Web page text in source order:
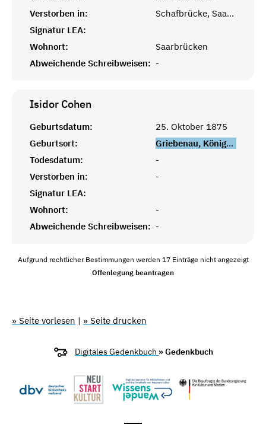
Verstorben in:
Schafbrücke, Saarbrücken
Signatur LEA:
Wohnort:
Saarbrücken
Abweichende Schreibweisen: -
Isidor Cohen
Geburtsdatum:
25. Oktober 1875
Geburtsort:
Griebenau, Königsberg in der Neumark, Ostpreußen
Todesdatum:
-
Verstorben in:
-
Signatur LEA:
Wohnort:
-
Abweichende Schreibweisen: -
Aufgrund rechtlicher Bestimmungen werden 17 Einträge nicht angezeigt
Offenlegung beantragen
» Seite vorlesen | » Seite drucken
Digitales Gedenkbuch » Gedenkbuch